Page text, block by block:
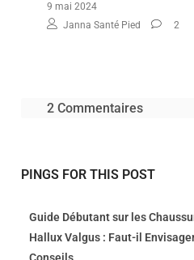
9 mai 2024
Janna Santé Pied
2
2 Commentaires
PINGS FOR THIS POST
Guide Débutant sur les
Hallux Valgus : Faut-il